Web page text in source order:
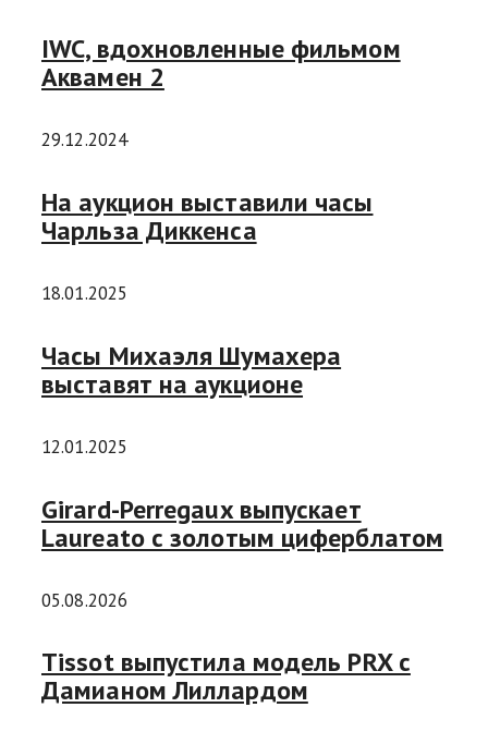
IWC, вдохновленные фильмом
Аквамен 2
29.12.2024
На аукцион выставили часы
Чарльза Диккенса
18.01.2025
Часы Михаэля Шумахера
выставят на аукционе
12.01.2025
Girard-Perregaux выпускает
Laureato с золотым циферблатом
05.08.2026
Tissot выпустила модель PRX с
Дамианом Лиллардом